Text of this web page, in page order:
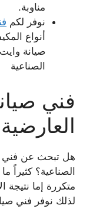
مناوبة.
نوفر لكم
أنواع
صيانة
الصناعية
فني
هل تبحث عن فني
الصناعية؟ كثيراً
متكررة إما نتيجة
لذلك نوفر فني